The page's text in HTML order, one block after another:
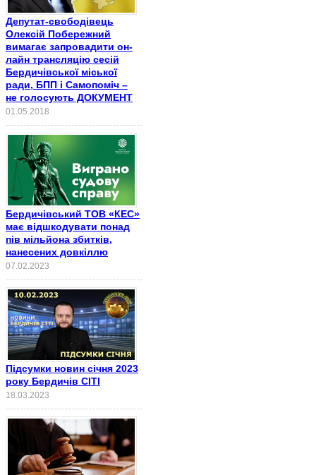
Депутат-свободівець
Олексій Побережний
вимагає запровадити он-
лайн трансляцію сесій
Бердичівської міської
ради, БПП і Самопоміч –
не голосують ДОКУМЕНТ
01.05.2018
Бердичівський ТОВ «КЕС»
має відшкодувати понад
пів мільйона збитків,
нанесених довкіллю
07.02.2023
Підсумки новин січня 2023
року Бердичів СІТІ
18.03.2023